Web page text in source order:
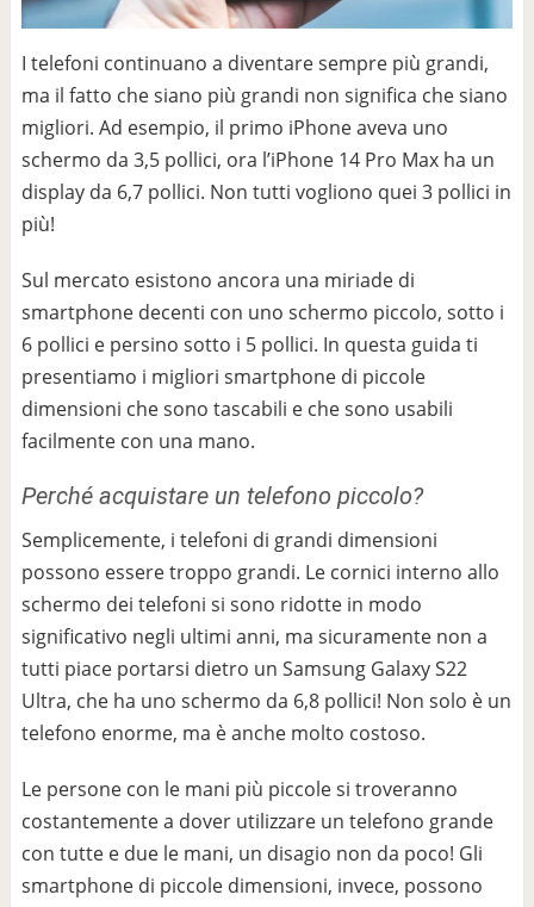
I telefoni continuano a diventare sempre più grandi,
ma il fatto che siano più grandi non significa che siano
migliori. Ad esempio, il primo iPhone aveva uno
schermo da 3,5 pollici, ora l’iPhone 14 Pro Max ha un
display da 6,7 ​​pollici. Non tutti vogliono quei 3 pollici in
più!
Sul mercato esistono ancora una miriade di
smartphone decenti con uno schermo piccolo, sotto i
6 pollici e persino sotto i 5 pollici. In questa guida ti
presentiamo i migliori smartphone di piccole
dimensioni che sono tascabili e che sono usabili
facilmente con una mano.
Perché acquistare un telefono piccolo?
Semplicemente, i telefoni di grandi dimensioni
possono essere troppo grandi. Le cornici interno allo
schermo dei telefoni si sono ridotte in modo
significativo negli ultimi anni, ma sicuramente non a
tutti piace portarsi dietro un Samsung Galaxy S22
Ultra, che ha uno schermo da 6,8 pollici! Non solo è un
telefono enorme, ma è anche molto costoso.
Le persone con le mani più piccole si troveranno
costantemente a dover utilizzare un telefono grande
con tutte e due le mani, un disagio non da poco! Gli
smartphone di piccole dimensioni, invece, possono